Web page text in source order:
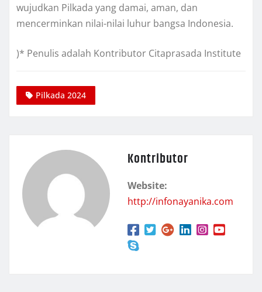
wujudkan Pilkada yang damai, aman, dan
mencerminkan nilai-nilai luhur bangsa Indonesia.
)* Penulis adalah Kontributor Citaprasada Institute
Pilkada 2024
Kontributor
Website:
http://infonayanika.com